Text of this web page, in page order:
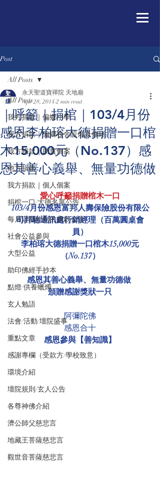
Post
All Posts
我方捐款｜偏鄉小學
我方捐款｜偏鄉校舍設備及修繕
我方捐款｜助貧個案
他方捐款
我方捐款｜個人個案
捐棺一口/大德名單公告
每月定期收到的捐款公告
社會公益參與
大型公益
助印佛經手抄本
點燈/供養蠟燭
玄人勉語
法會/活動/壇院盛事
重點文章
感謝專欄（受款方/學校致意）
環境介紹
壇院規則/玄人公告
各尊神佛介紹
濟公師父慈悲言
地藏王菩薩慈悲言
觀世音菩薩慈悲言
All Posts
｜呼籲｜捐棺｜103/4月份
感恩李柏瑢大德捐贈一口棺
木15,000元（No.137）感
恩其善心義舉、無量功德做
永天聖道寶禪院 天地廟
Apr 28, 2014 2 min read
愛心呼籲捐贈棺木一口
103/4月份感恩富邦人壽保險股份有限公
司邦馳通訊處行銷經理（百萬圓桌會
員）
李柏瑢大德捐贈一口棺木15,000元
（No.137）
感恩其善心義舉、無量功德做
頒贈感謝獎狀一只
阿彌陀佛
感恩合十
感恩參與【善知識】